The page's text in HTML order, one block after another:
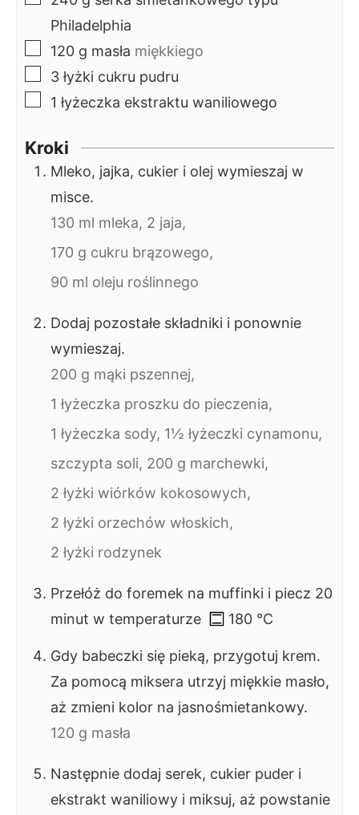
Philadelphia
▢
120 g masła miękkiego
▢
3 łyżki cukru pudru
▢
1 łyżeczka ekstraktu waniliowego
Kroki
Mleko, jajka, cukier i olej wymieszaj w
misce.
130 ml mleka, 2 jaja,
170 g cukru brązowego,
90 ml oleju roślinnego
Dodaj pozostałe składniki i ponownie
wymieszaj.
200 g mąki pszennej,
1 łyżeczka proszku do pieczenia,
1 łyżeczka sody, 1½ łyżeczki cynamonu,
szczypta soli, 200 g marchewki,
2 łyżki wiórków kokosowych,
2 łyżki orzechów włoskich,
2 łyżki rodzynek
Przełóż do foremek na muffinki i piecz 20
minut w temperaturze
180°C
Gdy babeczki się pieką, przygotuj krem.
Za pomocą miksera utrzyj miękkie masło,
aż zmieni kolor na jasnośmietankowy.
120 g masła
Następnie dodaj serek, cukier puder i
ekstrakt waniliowy i miksuj, aż powstanie